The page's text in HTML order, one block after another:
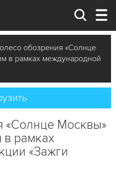
обозрения «Солнце
в рамках международной
«Солнце Москвы»
в рамках
«Зажги